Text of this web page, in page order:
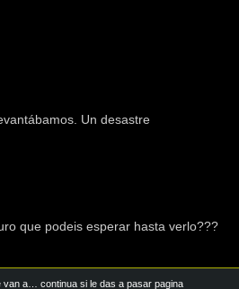
Un desastre
que podeis esperar hasta verlo???
van a… continua si le das a pasar pagina